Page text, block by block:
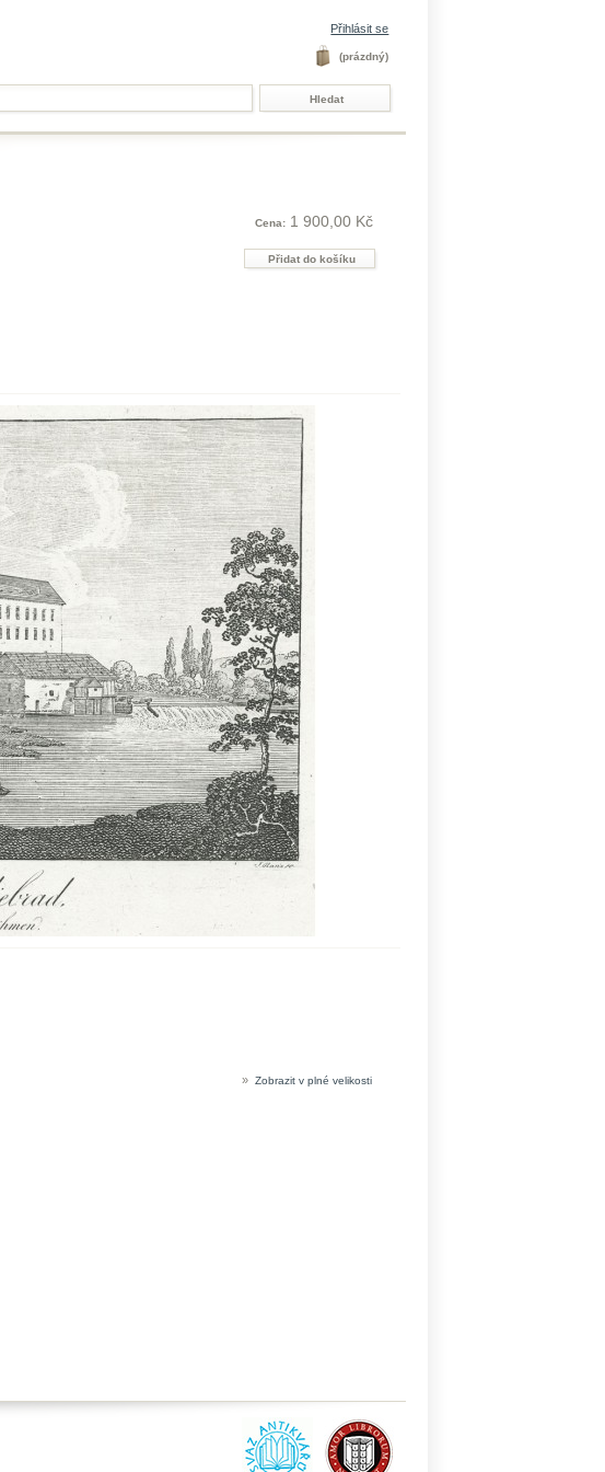
Přihlásit se
(prázdný)
Cena: 1 900,00 Kč
» Zobrazit v plné velikosti